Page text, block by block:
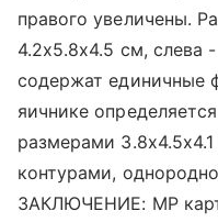
правого увеличены.
4.2х5.8х4.5 см, слева
содержат единичные
яичнике
размерами
контурами,
ЗАКЛЮЧЕНИЕ: МР